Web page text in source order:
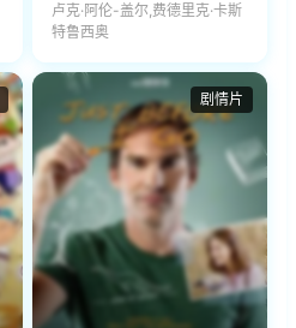
卢克·阿伦-盖尔,费德里克·卡斯
特鲁西奥
剧情片